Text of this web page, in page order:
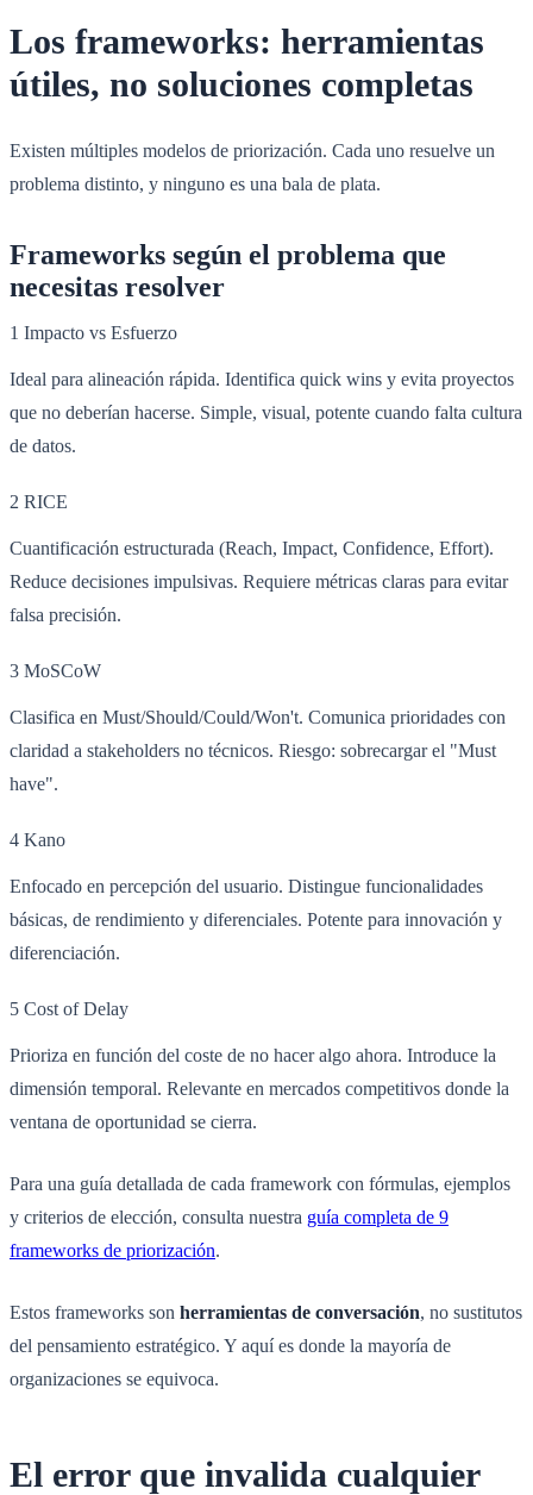
Los frameworks: herramientas
útiles, no soluciones completas
Existen múltiples modelos de priorización. Cada uno resuelve un
problema distinto, y ninguno es una bala de plata.
Frameworks según el problema que
necesitas resolver
1 Impacto vs Esfuerzo
Ideal para alineación rápida. Identifica quick wins y evita proyectos
que no deberían hacerse. Simple, visual, potente cuando falta cultura
de datos.
2 RICE
Cuantificación estructurada (Reach, Impact, Confidence, Effort).
Reduce decisiones impulsivas. Requiere métricas claras para evitar
falsa precisión.
3 MoSCoW
Clasifica en Must/Should/Could/Won't. Comunica prioridades con
claridad a stakeholders no técnicos. Riesgo: sobrecargar el "Must
have".
4 Kano
Enfocado en percepción del usuario. Distingue funcionalidades
básicas, de rendimiento y diferenciales. Potente para innovación y
diferenciación.
5 Cost of Delay
Prioriza en función del coste de no hacer algo ahora. Introduce la
dimensión temporal. Relevante en mercados competitivos donde la
ventana de oportunidad se cierra.
Para una guía detallada de cada framework con fórmulas, ejemplos
y criterios de elección, consulta nuestra guía completa de 9
frameworks de priorización.
Estos frameworks son herramientas de conversación, no sustitutos
del pensamiento estratégico. Y aquí es donde la mayoría de
organizaciones se equivoca.
El error que invalida cualquier